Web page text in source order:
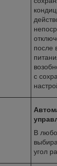
после
с
В
угол